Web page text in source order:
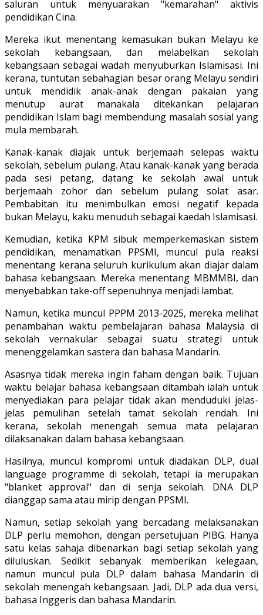
saluran untuk menyuarakan "kemarahan" aktivis
pendidikan Cina.
Mereka ikut menentang kemasukan bukan Melayu ke
sekolah kebangsaan, dan melabelkan sekolah
kebangsaan sebagai wadah menyuburkan Islamisasi. Ini
kerana, tuntutan sebahagian besar orang Melayu sendiri
untuk mendidik anak-anak dengan pakaian yang
menutup aurat manakala ditekankan pelajaran
pendidikan Islam bagi membendung masalah sosial yang
mula membarah.
Kanak-kanak diajak untuk berjemaah selepas waktu
sekolah, sebelum pulang. Atau kanak-kanak yang berada
pada sesi petang, datang ke sekolah awal untuk
berjemaah zohor dan sebelum pulang solat asar.
Pembabitan itu menimbulkan emosi negatif kepada
bukan Melayu, kaku menuduh sebagai kaedah Islamisasi.
Kemudian, ketika KPM sibuk memperkemaskan sistem
pendidikan, menamatkan PPSMI, muncul pula reaksi
menentang kerana seluruh kurikulum akan diajar dalam
bahasa kebangsaan. Mereka menentang MBMMBI, dan
menyebabkan take-off sepenuhnya menjadi lambat.
Namun, ketika muncul PPPM 2013-2025, mereka melihat
penambahan waktu pembelajaran bahasa Malaysia di
sekolah vernakular sebagai suatu strategi untuk
menenggelamkan sastera dan bahasa Mandarin.
Asasnya tidak mereka ingin faham dengan baik. Tujuan
waktu belajar bahasa kebangsaan ditambah ialah untuk
menyediakan para pelajar tidak akan menduduki jelas-
jelas pemulihan setelah tamat sekolah rendah. Ini
kerana, sekolah menengah semua mata pelajaran
dilaksanakan dalam bahasa kebangsaan.
Hasilnya, muncul kompromi untuk diadakan DLP, dual
language programme di sekolah, tetapi ia merupakan
"blanket approval" dan di senja sekolah. DNA DLP
dianggap sama atau mirip dengan PPSMI.
Namun, setiap sekolah yang bercadang melaksanakan
DLP perlu memohon, dengan persetujuan PIBG. Hanya
satu kelas sahaja dibenarkan bagi setiap sekolah yang
diluluskan. Sedikit sebanyak memberikan kelegaan,
namun muncul pula DLP dalam bahasa Mandarin di
sekolah menengah kebangsaan. Jadi, DLP ada dua versi,
bahasa Inggeris dan bahasa Mandarin.